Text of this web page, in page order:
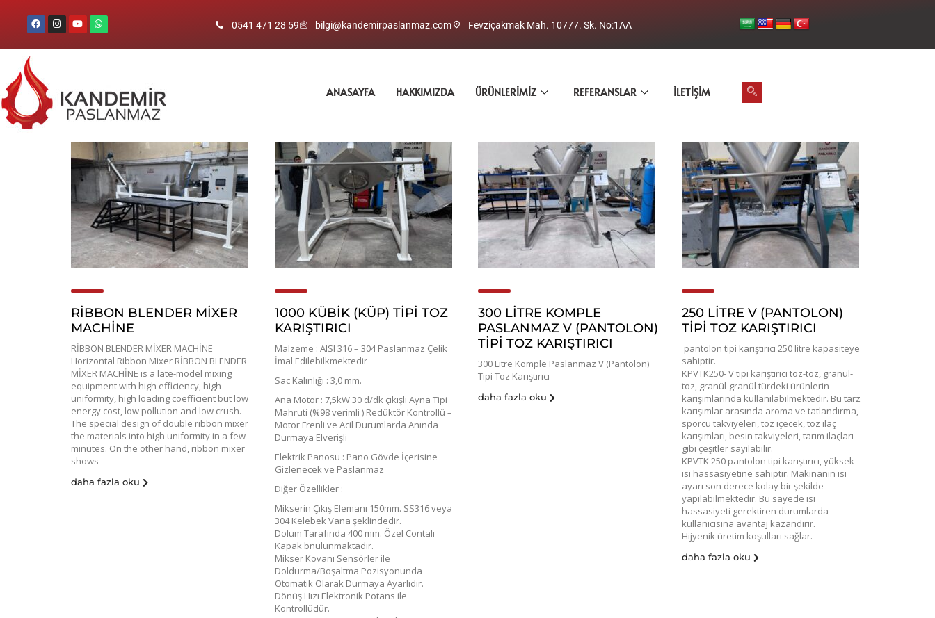
0541 471 28 59 bilgi@kandemirpaslanmaz.com Fevziçakmak Mah. 10777. Sk. No:1AA
ANASAYFA HAKKIMIZDA ÜRÜNLERIMIZ REFERANSLAR İLETIŞIM
RİBBON BLENDER MİXER
MACHİNE
RİBBON BLENDER MİXER MACHİNE
Horizontal Ribbon Mixer RİBBON BLENDER
MİXER MACHİNE is a late-model mixing
equipment with high efficiency, high
uniformity, high loading coefficient but low
energy cost, low pollution and low crush.
The special design of double ribbon mixer
the materials into high uniformity in a few
minutes. On the other hand, ribbon mixer
shows
daha fazla oku
1000 KÜBİK (KÜP) TİPİ TOZ
KARIŞTIRICI
Malzeme : AISI 316 – 304 Paslanmaz Çelik
İmal Edilebilkmektedir
Sac Kalınlığı : 3,0 mm.
Ana Motor : 7,5kW 30 d/dk çıkışlı Ayna Tipi
Mahruti (%98 verimli ) Redüktör Kontrollü –
Motor Frenli ve Acil Durumlarda Anında
Durmaya Elverişli
Elektrik Panosu : Pano Gövde İçerisine
Gizlenecek ve Paslanmaz
Diğer Özellikler :
Mikserin Çıkış Elemanı 150mm. SS316 veya
304 Kelebek Vana şeklindedir.
Dolum Tarafında 400 mm. Özel Contalı
Kapak bnulunmaktadır.
Mikser Kovanı Sensörler ile
Doldurma/Boşaltma Pozisyonunda
Otomatik Olarak Durmaya Ayarlıdır.
Dönüş Hızı Elektronik Potans ile
Kontrollüdür.
300 LITRE KOMPLE
PASLANMAZ V (PANTOLON)
TIPI TOZ KARIŞTIRICI
300 Litre Komple Paslanmaz V (Pantolon)
Tipi Toz Karıştırıcı
daha fazla oku
250 LITRE V (PANTOLON)
TIPI TOZ KARIŞTIRICI
pantolon tipi karıştırıcı 250 litre kapasiteye
sahiptir.
KPVTK250- V tipi karıştırıcı toz-toz, granül-
toz, granül-granül türdeki ürünlerin
karışımlarında kullanılabilmektedir. Bu tarz
karışımlar arasında aroma ve tatlandırma,
sporcu takviyeleri, toz içecek, toz ilaç
karışımları, besin takviyeleri, tarım ilaçları
gibi çeşitler sayılabilir.
KPVTK 250 pantolon tipi karıştırıcı, yüksek
ısı hassasiyetine sahiptir. Makinanın ısı
ayarı son derece kolay bir şekilde
yapılabilmektedir. Bu sayede ısı
hassasiyeti gerektiren durumlarda
kullanıcısına avantaj kazandırır.
Hijyenik üretim koşulları sağlar.
daha fazla oku